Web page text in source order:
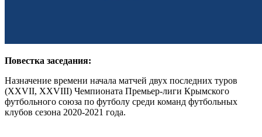
Повестка заседания:
Назначение времени начала матчей двух последних туров
(XXVII, XXVIII) Чемпионата Премьер-лиги Крымского
футбольного союза по футболу среди команд футбольных
клубов сезона 2020-2021 года.